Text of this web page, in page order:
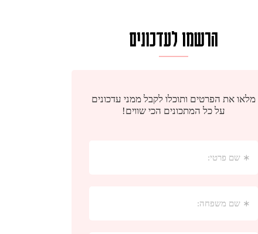
הרשמו לעדכונים